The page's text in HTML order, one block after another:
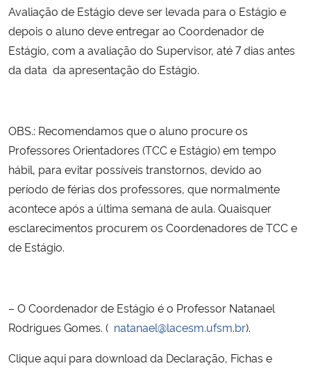
Planalto
Avaliação de Estágio deve ser levada para o Estágio e
depois o aluno deve entregar ao Coordenador de
Estágio, com a avaliação do Supervisor, até 7 dias antes
da data da apresentação do Estágio.
OBS.: Recomendamos que o aluno procure os
Professores Orientadores (TCC e Estágio) em tempo
hábil, para evitar possíveis transtornos, devido ao
período de férias dos professores, que normalmente
acontece após a última semana de aula. Quaisquer
esclarecimentos procurem os Coordenadores de TCC e
de Estágio.
– O Coordenador de Estágio é o Professor Natanael
Rodrigues Gomes. ( natanael@lacesm.ufsm.br).
Clique aqui para download da Declaração, Fichas e